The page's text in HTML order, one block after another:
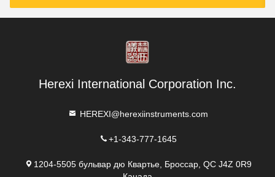
Herexi International Corporation Inc.
HEREXI@herexiinstruments.com
+1-343-777-1645
1204-5505 бульвар дю Квартье, Броссар, QC J4Z 0R9